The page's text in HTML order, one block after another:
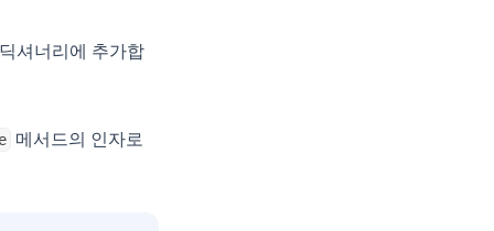
셔너리에 추가합
메서드의 인자로